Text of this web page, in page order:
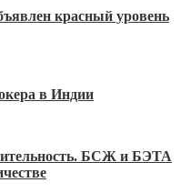
красный уровень
в Индии
БСЖ и БЭТА